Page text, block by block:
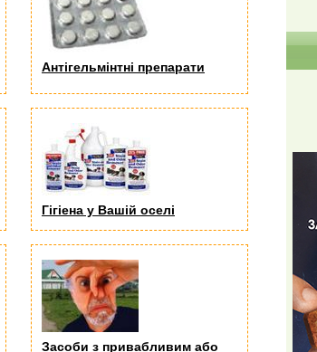
Антігельмінтні препарати
Гігіена у Вашій оселі
Засоби з привабливим або